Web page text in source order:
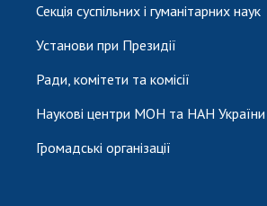
Секція суспільних і гуманітарних наук
Установи при Президії
Ради, комітети та комісії
Наукові центри МОН та НАН України
Громадські організації